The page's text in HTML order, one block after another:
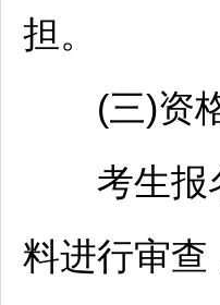
担。
(三)资
考生报
料进行审查